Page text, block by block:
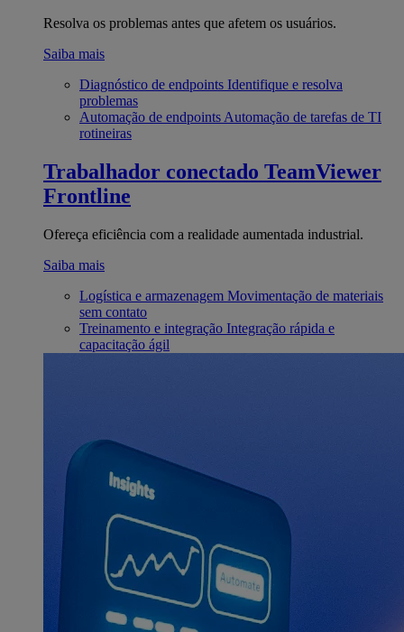
Resolva os problemas antes que afetem os usuários.
Saiba mais
Diagnóstico de endpoints Identifique e resolva
problemas
Automação de endpoints Automação de tarefas de TI
rotineiras
Trabalhador conectado TeamViewer
Frontline
Ofereça eficiência com a realidade aumentada industrial.
Saiba mais
Logística e armazenagem Movimentação de materiais
sem contato
Treinamento e integração Integração rápida e
capacitação ágil